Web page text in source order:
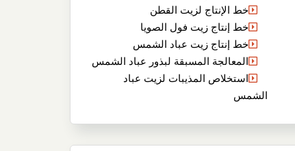
خط الإنتاج لزيت القطن
خط إنتاج زيت فول الصويا
خط إنتاج زيت عباد الشمس
المعالجة المسبقة لبذور عباد الشمس
استخلاص المذيبات لزيت عباد
الشمس